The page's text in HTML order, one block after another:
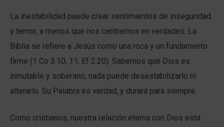
La inestabilidad puede crear sentimientos de inseguridad
y temor, a menos que nos centremos en verdades. La
Biblia se refiere a Jesús como una roca y un fundamento
firme (1 Co 3.10, 11; Ef 2.20). Sabemos que Dios es
inmutable y soberano; nada puede desestabilizarlo ni
alterarlo. Su Palabra es verdad, y durará para siempre.
Como cristianos, nuestra relación eterna con Dios está